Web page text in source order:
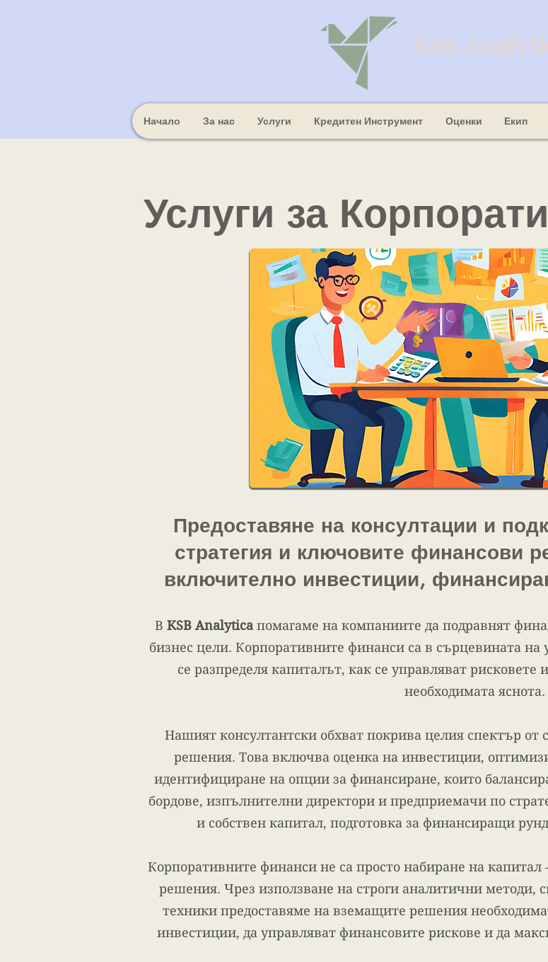
Начало За нас Услуги Кредитен Инструмент Оценки Екип
Услуги за
Предоставяне на консултации и
стратегия и ключовите финансови
включително инвестиции,
В KSB Analytica помагаме на компаниите да подравнят
бизнес цели. Корпоративните финанси са в сърцевината
се разпределя капиталът, как се управляват
необходимата яснота.
Нашият консултантски обхват покрива целия спектър от
решения. Това включва оценка на инвестиции,
идентифициране на опции за финансиране, които
бордове, изпълнителни директори и предприемачи по
и собствен капитал, подготовка за финансиращи
Корпоративните финанси не са просто набиране на
решения. Чрез използване на строги аналитични методи,
техники предоставяме на вземащите решения
инвестиции, да управляват финансовите рискове и да